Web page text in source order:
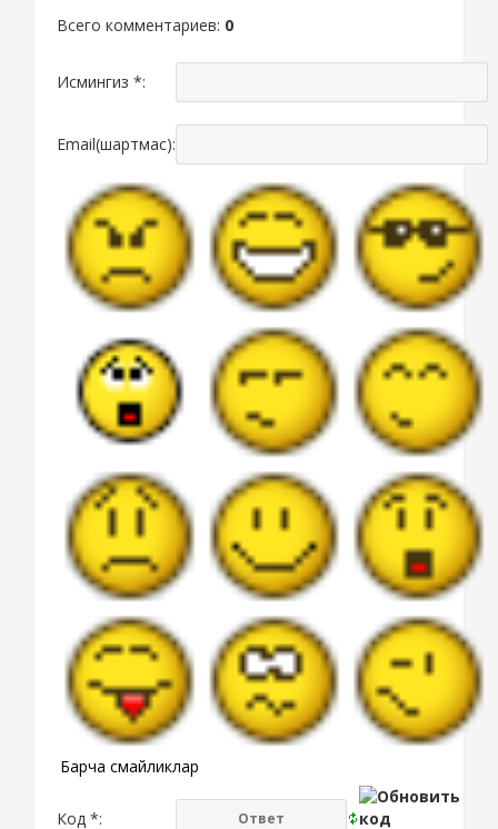
Всего комментариев: 0
Исмингиз *:
Email(шартмас):
Барча смайликлар
Код *: